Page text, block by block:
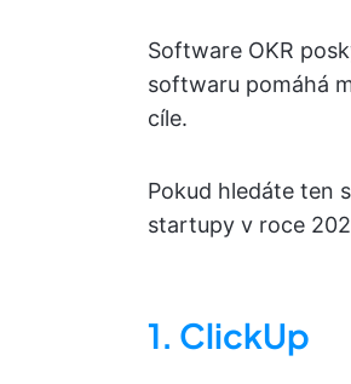
Software OKR
softwaru pomáhá
cíle.
Pokud hledáte ten
startupy v roce
1. ClickUp